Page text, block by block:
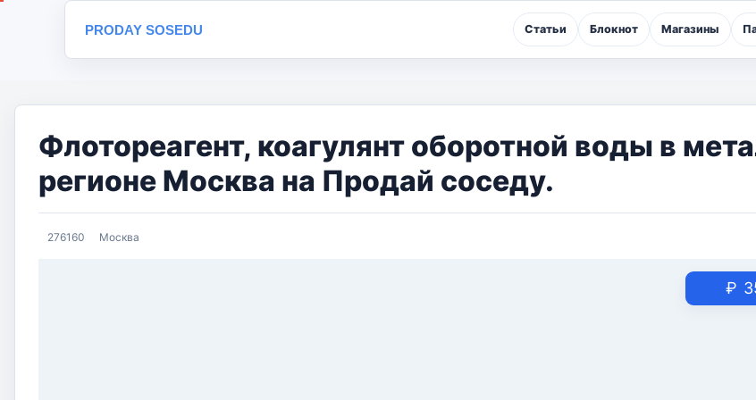
PRODAY SOSEDU Статьи Блокнот Магазины
Флотореагент, коагулянт оборотной воды в
регионе Москва на Продай соседу.
276160 Москва
₽